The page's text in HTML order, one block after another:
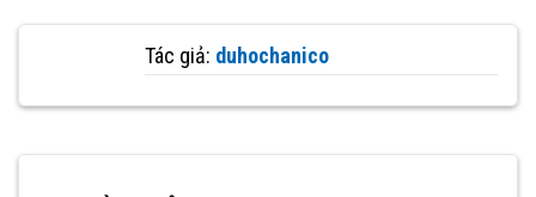
Tác giả: duhochanico